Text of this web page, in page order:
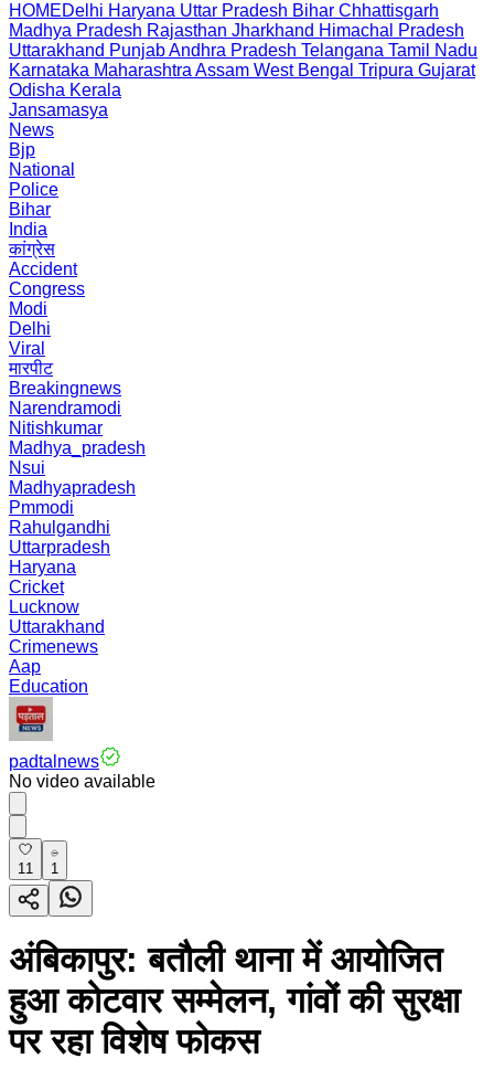
HOMEDelhi Haryana Uttar Pradesh Bihar Chhattisgarh
Madhya Pradesh Rajasthan Jharkhand Himachal Pradesh
Uttarakhand PunjabAndhra Pradesh Telangana Tamil Nadu
Karnataka Maharashtra Assam West Bengal Tripura Gujarat
Odisha Kerala
Jansamasya
News
Bjp
National
Police
Bihar
India
कांग्रेस
Accident
Congress
Modi
Delhi
Viral
मारपीट
Breakingnews
Narendramodi
Nitishkumar
Madhya_pradesh
Nsui
Madhyapradesh
Pmmodi
Rahulgandhi
Uttarpradesh
Haryana
Cricket
Lucknow
Uttarakhand
Crimenews
Aap
Education
padtalnews
No video available
11 1
अंबिकापुर: बतौली थाना में आयोजित
हुआ कोटवार सम्मेलन, गांवों की सुरक्षा
पर रहा विशेष फोकस